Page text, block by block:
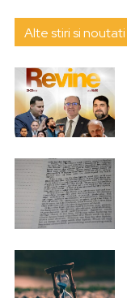
Alte stiri si noutati